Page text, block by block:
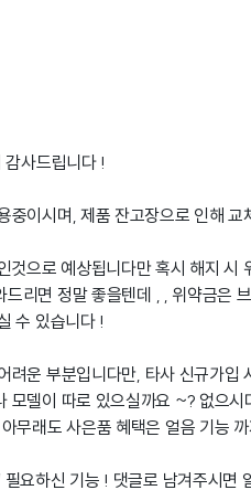
사드립니다 !
중이시며, 제품 잔고장으로 인해 교
것으로 예상됩니다만 혹시 해지 시
드리면 정말 좋을텐데 , , 위약금
수 있습니다 !
려운 부분입니다만, 타사 신규가입
모델이 따로 있으실까요 ~? 없으
무래도 사은품 혜택은 얼음 기능
요하신 기능 ! 댓글로 남겨주시면